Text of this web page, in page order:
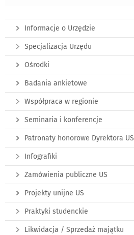
Informacje o Urzędzie
Specjalizacja Urzędu
Ośrodki
Badania ankietowe
Współpraca w regionie
Seminaria i konferencje
Patronaty honorowe Dyrektora US
Infografiki
Zamówienia publiczne US
Projekty unijne US
Praktyki studenckie
Likwidacja / Sprzedaż majątku